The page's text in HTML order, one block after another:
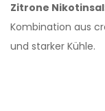
Zitrone
Kombination aus
und starker Kühle.